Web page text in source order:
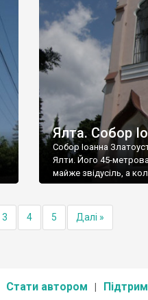
Ялта. Собор
Собор Іоанна
Ялти. Його 45-метрова
майже звідусіль, а
3 4 5 Далі »
Стати автором